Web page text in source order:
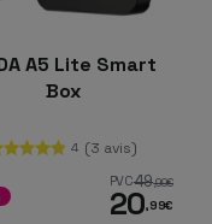
A5 Lite Smart
Box
4 (3 avis)
PVC49,99€
20,99€